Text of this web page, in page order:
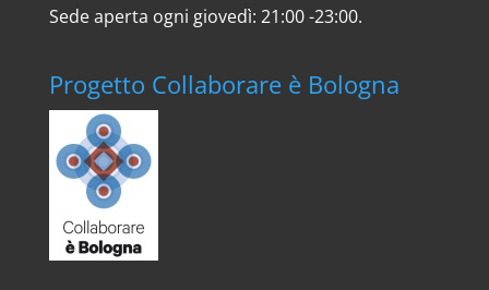
Sede aperta ogni giovedì: 21:00 -23:00.
Progetto Collaborare è Bologna